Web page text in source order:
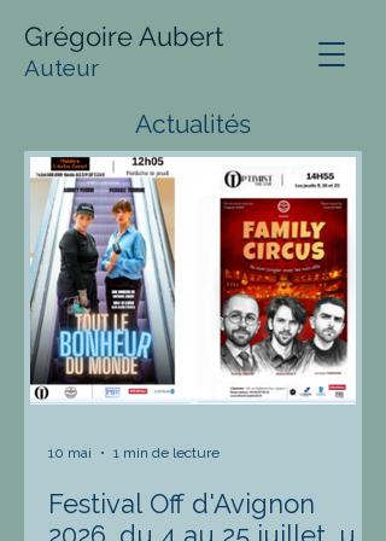
Grégoire Aubert
Auteur
Actualités
Festival Off d'Avignon
10 mai 1 min de lecture